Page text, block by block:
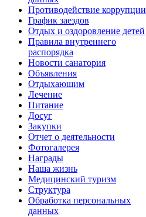
Противодействие коррупции
График заездов
Отдых и оздоровление детей
Правила внутреннего
распорядка
Новости санатория
Объявления
Отдыхающим
Лечение
Питание
Досуг
Закупки
Отчет о деятельности
Фотогалерея
Награды
Наша жизнь
Медицинский туризм
Структура
Обработка персональных
данных